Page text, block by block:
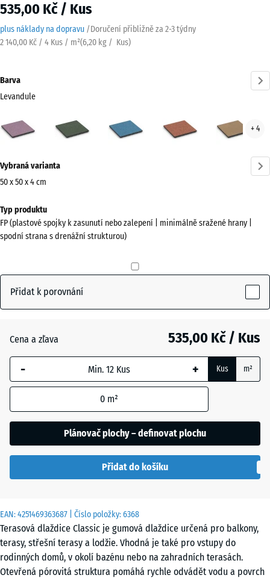
535,00 Kč / Kus
plus náklady na dopravu /Doručení přibližně za 2-3 týdny
2 140,00 Kč / 4 Kus / m²(6,20 kg / Kus)
EAN:4251469363687 | Číslo položky:6368
Terasová dlaždice Classic je gumová dlaždice určená pro balkony,
terasy, střešní terasy a lodžie. Vhodná je také pro vstupy do
rodinných domů, v okolí bazénu nebo na zahradních terasách.
Otevřená pórovitá struktura pomáhá rychle odvádět vodu a povrch
Barva
Levandule
(active)
trávník
+ 4
informací
o
Zobrazit
paletu
Levandule(active)
trávník
Etna
Terakota
Tmavě
šedá
Vybraná varianta
50 x 50 x 4 cm
pro
dopravu
500
Vybraný
rozměr s
modrým
ohraničením
pro výpočet
(pokud není
v údajích o
50
x
50
x 4
Typ produktu
FP (plastové spojky k zasunutí nebo zalepení | minimálně sražené hrany |
spodní strana s drenážní strukturou)
Přidat k porovnání
Cena a zľava 535,00 Kč / Kus
- + Kus m²
0 m²
Plánovač plochy – definovat plochu
Přidat do košíku